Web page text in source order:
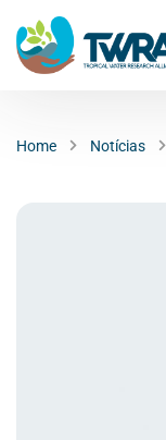
Home Notícias